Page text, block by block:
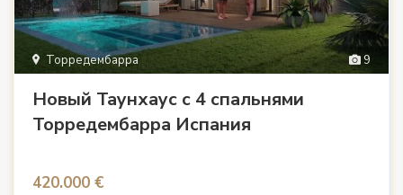
9
Торредембарра
Новый Таунхаус с 4 спальнями
Торредембарра Испания
420.000 €